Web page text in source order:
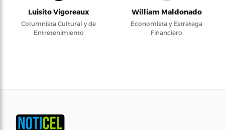
Luisito Vigoreaux
Columnista Cultural y de
Entretenimiento
William Maldonado
Economista y Estratega
Financiero